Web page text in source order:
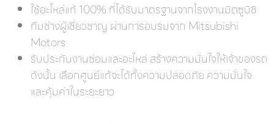
ใช้อะไหล่แท้ 100% ที่ได้รับมาตรฐานจากโรงงานมิตซูบิชิ
ทีมช่างผู้เชี่ยวชาญ ผ่านการอบรมจาก Mitsubishi
Motors
รับประกันงานซ่อมและอะไหล่ สร้างความมั่นใจให้เจ้าของรถ
ดังนั้น เลือกศูนย์แท้จะได้ทั้งความปลอดภัย ความมั่นใจ
และคุ้มค่าในระยะยาว